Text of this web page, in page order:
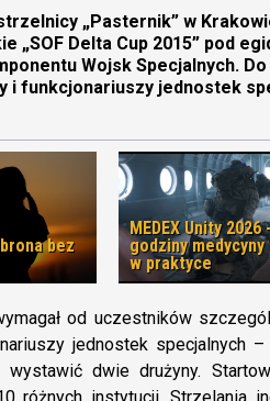
„Pasternik” w
„SOF Delta Cup 2015” pod
Wojsk Specjalnych.
i funkcjonariuszy jednostek
bez
MEDEX Unity 2026
godziny
w praktyce
od uczestników
jednostek specjalnych
wystawić dwie drużyny.